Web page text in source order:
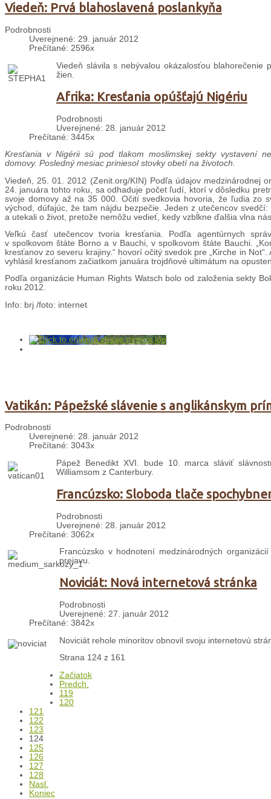
Viedeň: Prvá blahoslavená poslankyňa
Podrobnosti
Uverejnené: 29. január 2012
Prečítané: 2596x
Viedeň slávila s nebývalou okázalosťou
žien.
Afrika: Kresťania opúšťajú Nigériu
Podrobnosti
Uverejnené: 28. január 2012
Prečítané: 3445x
Kresťania v Nigérii sú pod tlakom moslimskej sekty vystavení
domovy. Posledný mesiac priniesol stovky obetí na životoch.
Viedeň, 25. 01. 2012 (Zenit.org/KIN) Podľa údajov medzinárodnej
24. januára tohto roku, sa odhaduje počet ľudí, ktorí v dôsledku
svoje domovy až na 35 000. Očití svedkovia hovoria, že ľudia zo
východ, dúfajúc, že tam nájdu bezpečie. Jeden z utečencov
a utekali o život, pretože nemôžu vedieť, kedy vzbĺkne ďalšia vlna
Veľkú časť utečencov tvoria kresťania. Podľa agentúrnych
v spolkovom štáte Borno a v Bauchi, v spolkovom štáte Bauchi.
kresťanov zo severu krajiny.“ hovorí očitý svedok pre „Kirche in
vyhlásil kresťanom začiatkom januára trojdňové ultimátum na
Podľa organizácie Human Rights Watsch bolo od založenia sekty
roku 2012.
Info: brj /foto: internet
Vatikán: Pápežské slávenie s anglikánskym
Podrobnosti
Uverejnené: 28. január 2012
Prečítané: 3043x
Pápež Benedikt XVI. bude 10. marca sláviť
Williamsom z Canterbury.
Francúzsko: Sloboda tlače
Podrobnosti
Uverejnené: 28. január 2012
Prečítané: 3062x
Francúzsko v hodnotení medzinárodných
prejavu.
Noviciát: Nová internetová stránka
Podrobnosti
Uverejnené: 27. január 2012
Prečítané: 3842x
Noviciát rehole minoritov obnovil svoju internetovú
Strana 124 z 161
Začiatok
Predch.
119
120
121
122
123
124
125
126
127
128
Nasl.
Koniec